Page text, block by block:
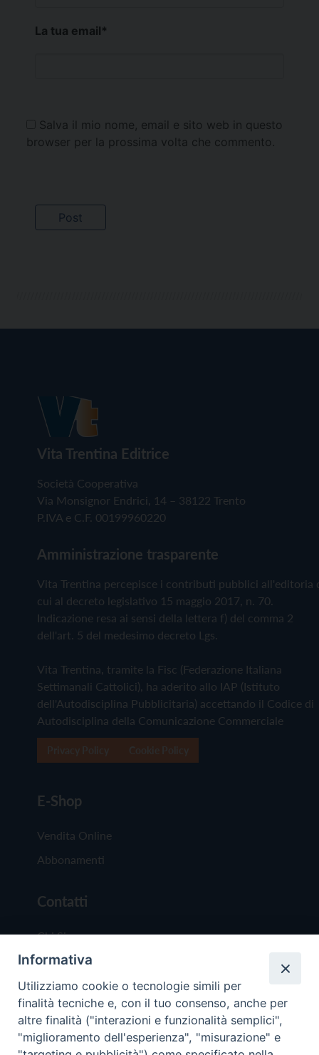
La tua email*
Salva il mio nome, email e sito web in questo
browser per la prossima volta che commento.
Vita Trentina Editrice
Società Cooperativa
Via Monsignor Endrici, 14 – 38122 Trento
P.IVA e C.F. 00199960220
Amministrazione trasparente
Vita Trentina percepisce i contributi pubblici all'editoria
cui al decreto legislativo 15 maggio 2017, n. 70.
Indicazione resa ai sensi della lettera f) del comma 2
dell'art. 5 del medesimo decreto Lgs.
Vita Trentina, tramite la Fisc (Federazione Italiana
Settimanali Cattolici), ha aderito allo IAP (Istituto
dell'Autodisciplina Pubblicitaria) accettando il Codice di
Autodisciplina della Comunicazione Commerciale
E-Shop
Vendita Online
Abbonamenti
Contatti
Chi Siamo
Redazione
Scrivici
Informativa
Utilizziamo cookie o tecnologie simili per
finalità tecniche e, con il tuo consenso, anche per
altre finalità ("interazioni e funzionalità semplici",
"miglioramento dell'esperienza", "misurazione" e